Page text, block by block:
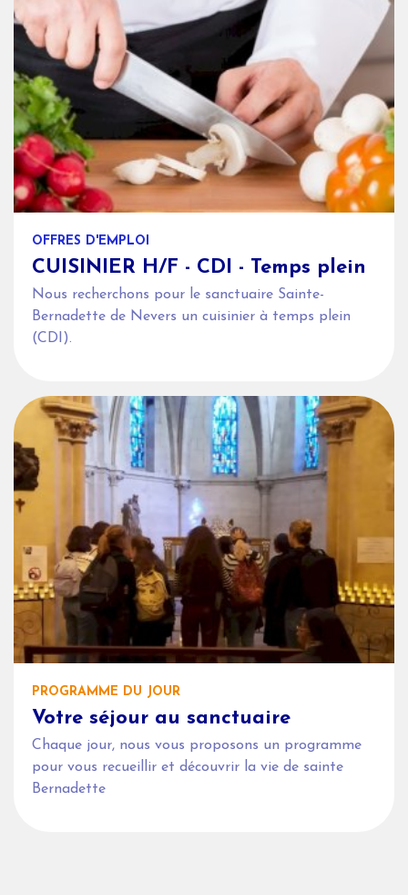
OFFRES D'EMPLOI
CUISINIER H/F - CDI - Temps plein
Nous recherchons pour le sanctuaire Sainte-
Bernadette de Nevers un cuisinier à temps plein
(CDI).
PROGRAMME DU JOUR
Votre séjour au sanctuaire
Chaque jour, nous vous proposons un programme
pour vous recueillir et découvrir la vie de sainte
Bernadette